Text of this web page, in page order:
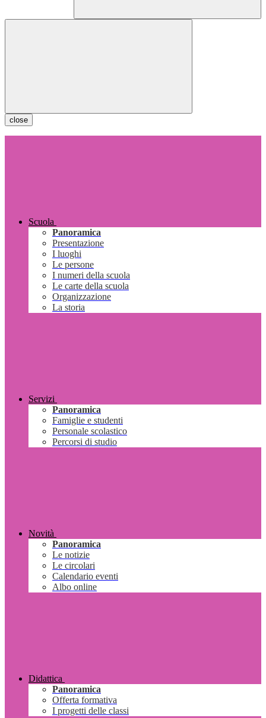
close
Scuola
Panoramica
Presentazione
I luoghi
Le persone
I numeri della scuola
Le carte della scuola
Organizzazione
La storia
Servizi
Panoramica
Famiglie e studenti
Personale scolastico
Percorsi di studio
Novità
Panoramica
Le notizie
Le circolari
Calendario eventi
Albo online
Didattica
Panoramica
Offerta formativa
I progetti delle classi